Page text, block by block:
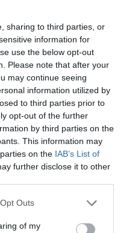
sharing to third parties, or
information for
use the below opt-out
Please note that after your
may continue seeing
information utilized by
to third parties prior to
opt-out of the further
by third parties on the
This information may
on the IAB’s List of
further disclose it to other
uses one or more Google
You may click to
Outs
of my
φιέστα αντί για
για τα «Σπιτάκια
τα επίσημα έγγραφα και
→